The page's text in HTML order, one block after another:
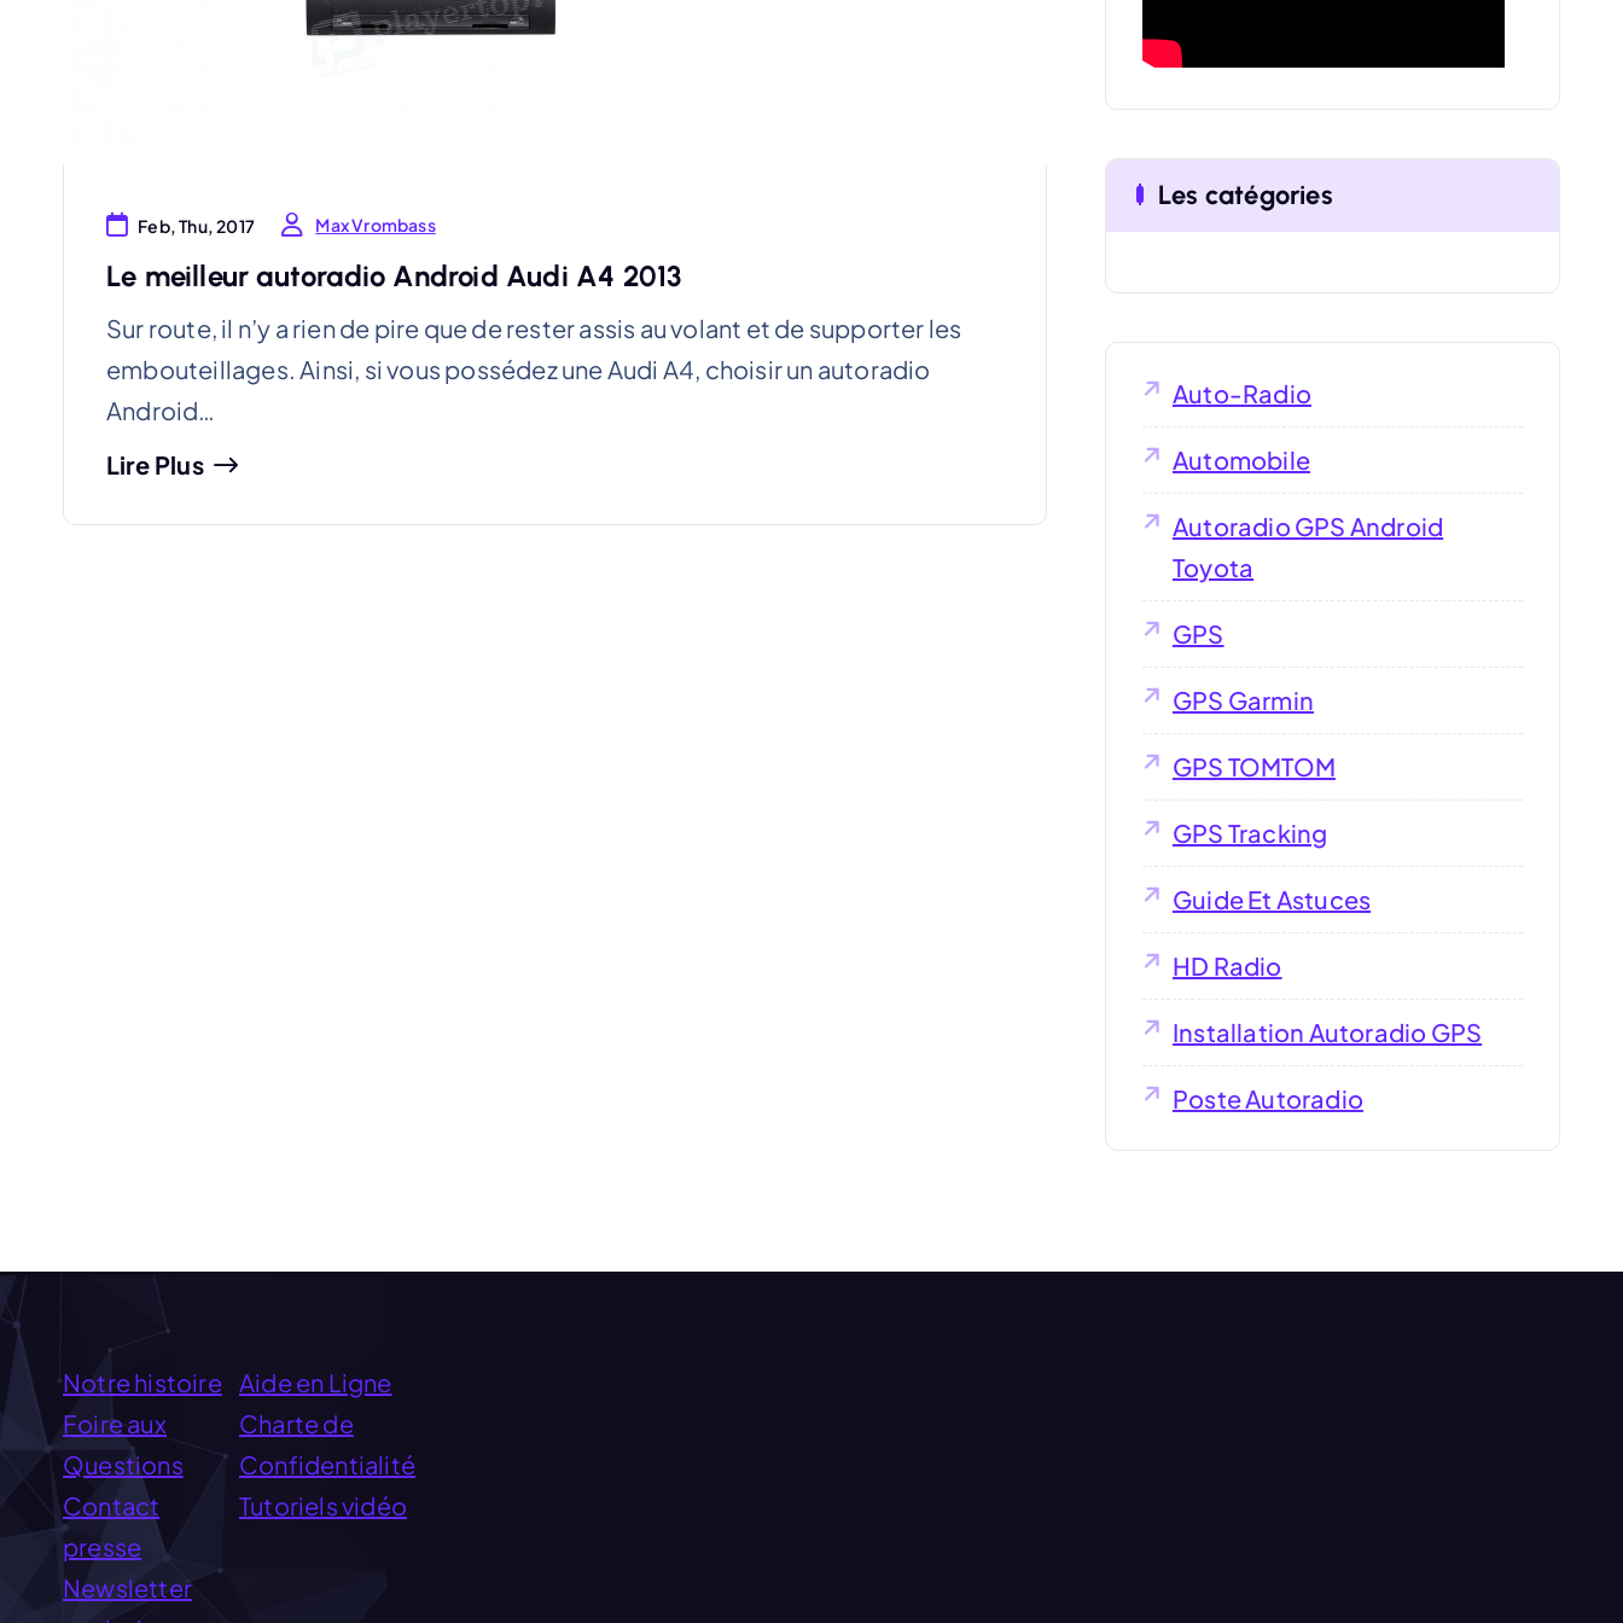
Feb, Thu, 2017 Max Vrombass
Le meilleur autoradio Android Audi A4 2013
Sur route, il n’y a rien de pire que de rester assis au volant et de supporter les
embouteillages. Ainsi, si vous possédez une Audi A4, choisir un autoradio
Android…
Lire Plus
:
Les catégories
Auto-Radio
Automobile
Autoradio GPS Android
Toyota
GPS
GPS Garmin
GPS TOMTOM
GPS Tracking
Guide Et Astuces
HD Radio
Installation Autoradio GPS
Poste Autoradio
Notre histoire Aide en Ligne
Foire aux
Questions
Charte de
Confidentialité
Contact
presse
Tutoriels vidéo
Newsletter